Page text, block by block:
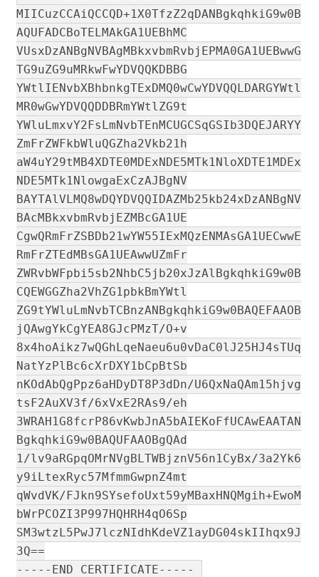
MIICuzCCAiQCCQD+1X0TfzZ2qDANBgkqhkiG9w0B
AQUFADCBoTELMAkGA1UEBhMC
VUsxDzANBgNVBAgMBkxvbmRvbjEPMA0GA1UEBwwG
TG9uZG9uMRkwFwYDVQQKDBBG
YWtlIENvbXBhbnkgTExDMQ0wCwYDVQQLDARGYWtl
MR0wGwYDVQQDDBRmYWtlZG9t
YWluLmxvY2FsLmNvbTEnMCUGCSqGSIb3DQEJARYY
ZmFrZWFkbWluQGZha2Vkb21h
aW4uY29tMB4XDTE0MDExNDE5MTk1NloXDTE1MDEx
NDE5MTk1NlowgaExCzAJBgNV
BAYTAlVLMQ8wDQYDVQQIDAZMb25kb24xDzANBgNV
BAcMBkxvbmRvbjEZMBcGA1UE
CgwQRmFrZSBDb21wYW55IExMQzENMAsGA1UECwwE
RmFrZTEdMBsGA1UEAwwUZmFr
ZWRvbWFpbi5sb2NhbC5jb20xJzAlBgkqhkiG9w0B
CQEWGGZha2VhZG1pbkBmYWtl
ZG9tYWluLmNvbTCBnzANBgkqhkiG9w0BAQEFAAOB
jQAwgYkCgYEA8GJcPMzT/O+v
8x4hoAikz7wQGhLqeNaeu6u0vDaC0lJ25HJ4sTUq
NatYzPlBc6cXrDXY1bCpBtSb
nKOdAbQgPpz6aHDyDT8P3dDn/U6QxNaQAm15hjvg
tsF2AuXV3f/6xVxE2RAs9/eh
3WRAH1G8fcrP86vKwbJnA5bAIEKoFfUCAwEAATAN
BgkqhkiG9w0BAQUFAAOBgQAd
1/lv9aRGpqOMrNVgBLTWBjznV56n1CyBx/3a2Yk6
y9iLtexRyc57MfmmGwpnZ4mt
qWvdVK/FJkn9SYsefoUxt59yMBaxHNQMgih+EwoM
bWrPCOZI3P997HQHRH4qO6Sp
SM3wtzL5PwJ7lczNIdhKdeVZ1ayDG04skIIhqx9J
3Q==
-----END CERTIFICATE-----